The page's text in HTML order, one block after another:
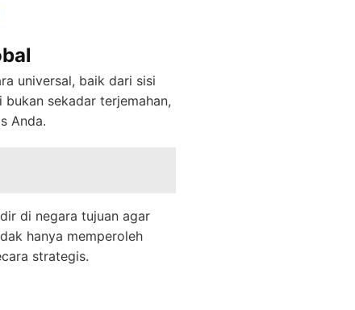
universal, baik dari sisi
sekadar terjemahan,
Anda.
di negara tujuan agar
hanya memperoleh
strategis.